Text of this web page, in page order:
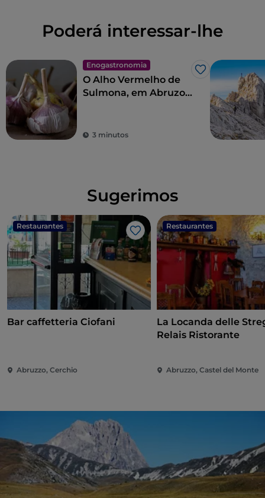
Poderá interessar-lhe
Enogastronomia
Gosto
O Alho Vermelho de
Sulmona, em Abruzo:
estrangeiro
3 minutos
Sugerimos
Restaurantes
Gosto
Bar caffetteria Ciofani
Abruzzo, Cerchio
Restaurantes
La Locanda delle
Relais Ristorante
Abruzzo, Castel del Monte